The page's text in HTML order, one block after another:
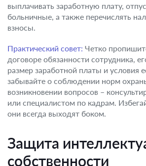
выплачивать заработную плату,
больничные, а также перечислять
взносы.
Практический совет: Четко
договоре обязанности сотрудника,
размер заработной платы и условия
забывайте о соблюдении норм
возникновении вопросов –
или специалистом по кадрам.
они всегда выходят боком.
Защита
собственности